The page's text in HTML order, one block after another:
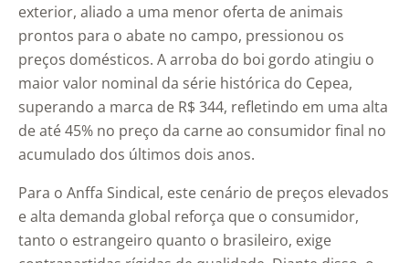
exterior, aliado a uma menor oferta de animais
prontos para o abate no campo, pressionou os
preços domésticos. A arroba do boi gordo atingiu o
maior valor nominal da série histórica do Cepea,
superando a marca de R$ 344, refletindo em uma alta
de até 45% no preço da carne ao consumidor final no
acumulado dos últimos dois anos.
Para o Anffa Sindical, este cenário de preços elevados
e alta demanda global reforça que o consumidor,
tanto o estrangeiro quanto o brasileiro, exige